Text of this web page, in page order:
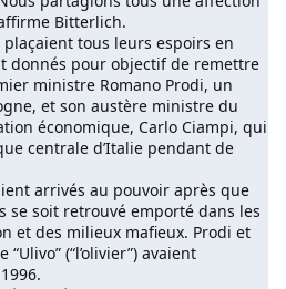
Bitterlich.
tous leurs espoirs en
donnés pour objectif de remettre
ministre Romano Prodi, un
et son austère ministre du
économique, Carlo Ciampi, qui
centrale d’Italie pendant de
arrivés au pouvoir après que
se soit retrouvé emporté dans les
et des milieux mafieux. Prodi et
(“l’olivier”) avaient